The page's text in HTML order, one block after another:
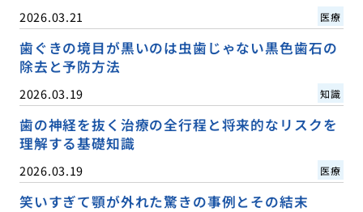
2026.03.21 医療
歯ぐきの境目が黒いのは虫歯じゃない黒色歯石の
除去と予防方法
2026.03.19 知識
歯の神経を抜く治療の全行程と将来的なリスクを
理解する基礎知識
2026.03.19 医療
笑いすぎて顎が外れた驚きの事例とその結末